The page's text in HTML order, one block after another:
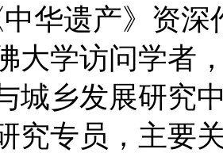
中华遗产》资
大学访问学者
城乡发展研究
究专员，主要